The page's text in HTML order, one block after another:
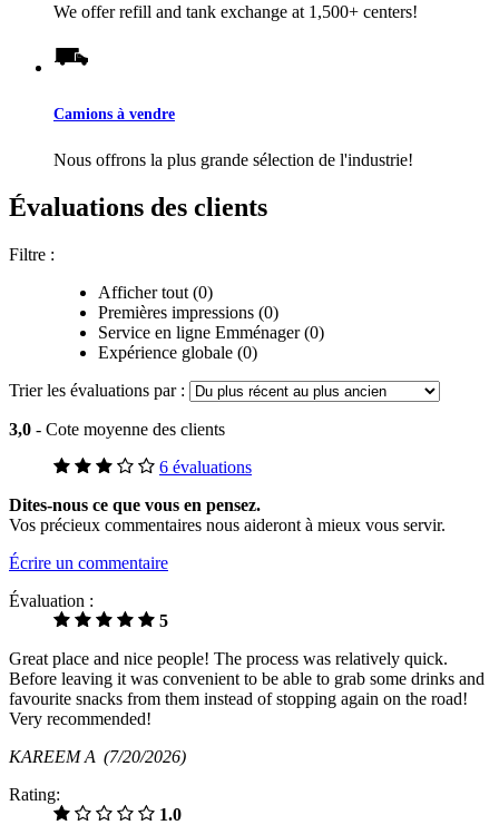
We offer refill and tank exchange at 1,500+ centers!
Camions à vendre
Nous offrons la plus grande sélection de l'industrie!
Évaluations des clients
Filtre :
Afficher tout (0)
Premières impressions (0)
Service en ligne Emménager (0)
Expérience globale (0)
Trier les évaluations par :
3,0 - Cote moyenne des clients
6 évaluations
Dites-nous ce que vous en pensez.
Vos précieux commentaires nous aideront à mieux vous servir.
Écrire un commentaire
Évaluation :
5
Great place and nice people! The process was relatively quick.
Before leaving it was convenient to be able to grab some drinks and
favourite snacks from them instead of stopping again on the road!
Very recommended!
KAREEM A (7/20/2026)
Rating:
1.0